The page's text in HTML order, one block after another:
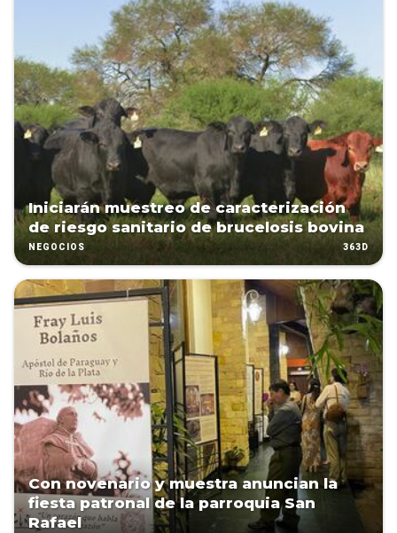
Iniciarán muestreo de caracterización
de riesgo sanitario de brucelosis bovina
NEGOCIOS 363D
Con novenario y muestra anuncian la
fiesta patronal de la parroquia San
Rafael